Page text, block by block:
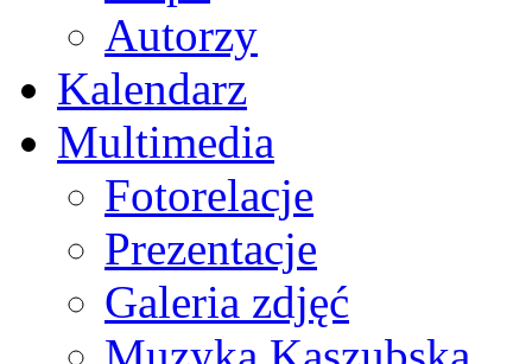
Autorzy
Kalendarz
Multimedia
Fotorelacje
Prezentacje
Galeria zdjęć